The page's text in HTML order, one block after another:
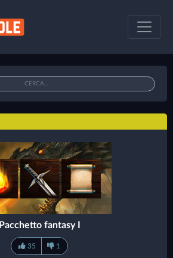
Pacchetto fantasy I
35 1